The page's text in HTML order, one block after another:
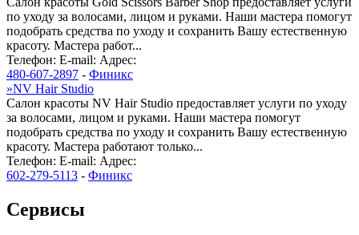
по уходу за волосами, лицом и руками. Наши мастера помогут
подобрать средства по уходу и сохранить Вашу естественную
красоту. Мастера работ...
Телефон: E-mail: Адрес:
480-607-2897 - Финикс
»NV Hair Studio
Салон красоты NV Hair Studio предоставляет услуги по уходу
за волосами, лицом и руками. Наши мастера помогут
подобрать средства по уходу и сохранить Вашу естественную
красоту. Мастера работают только...
Телефон: E-mail: Адрес:
602-279-5113 - Финикс
Сервисы